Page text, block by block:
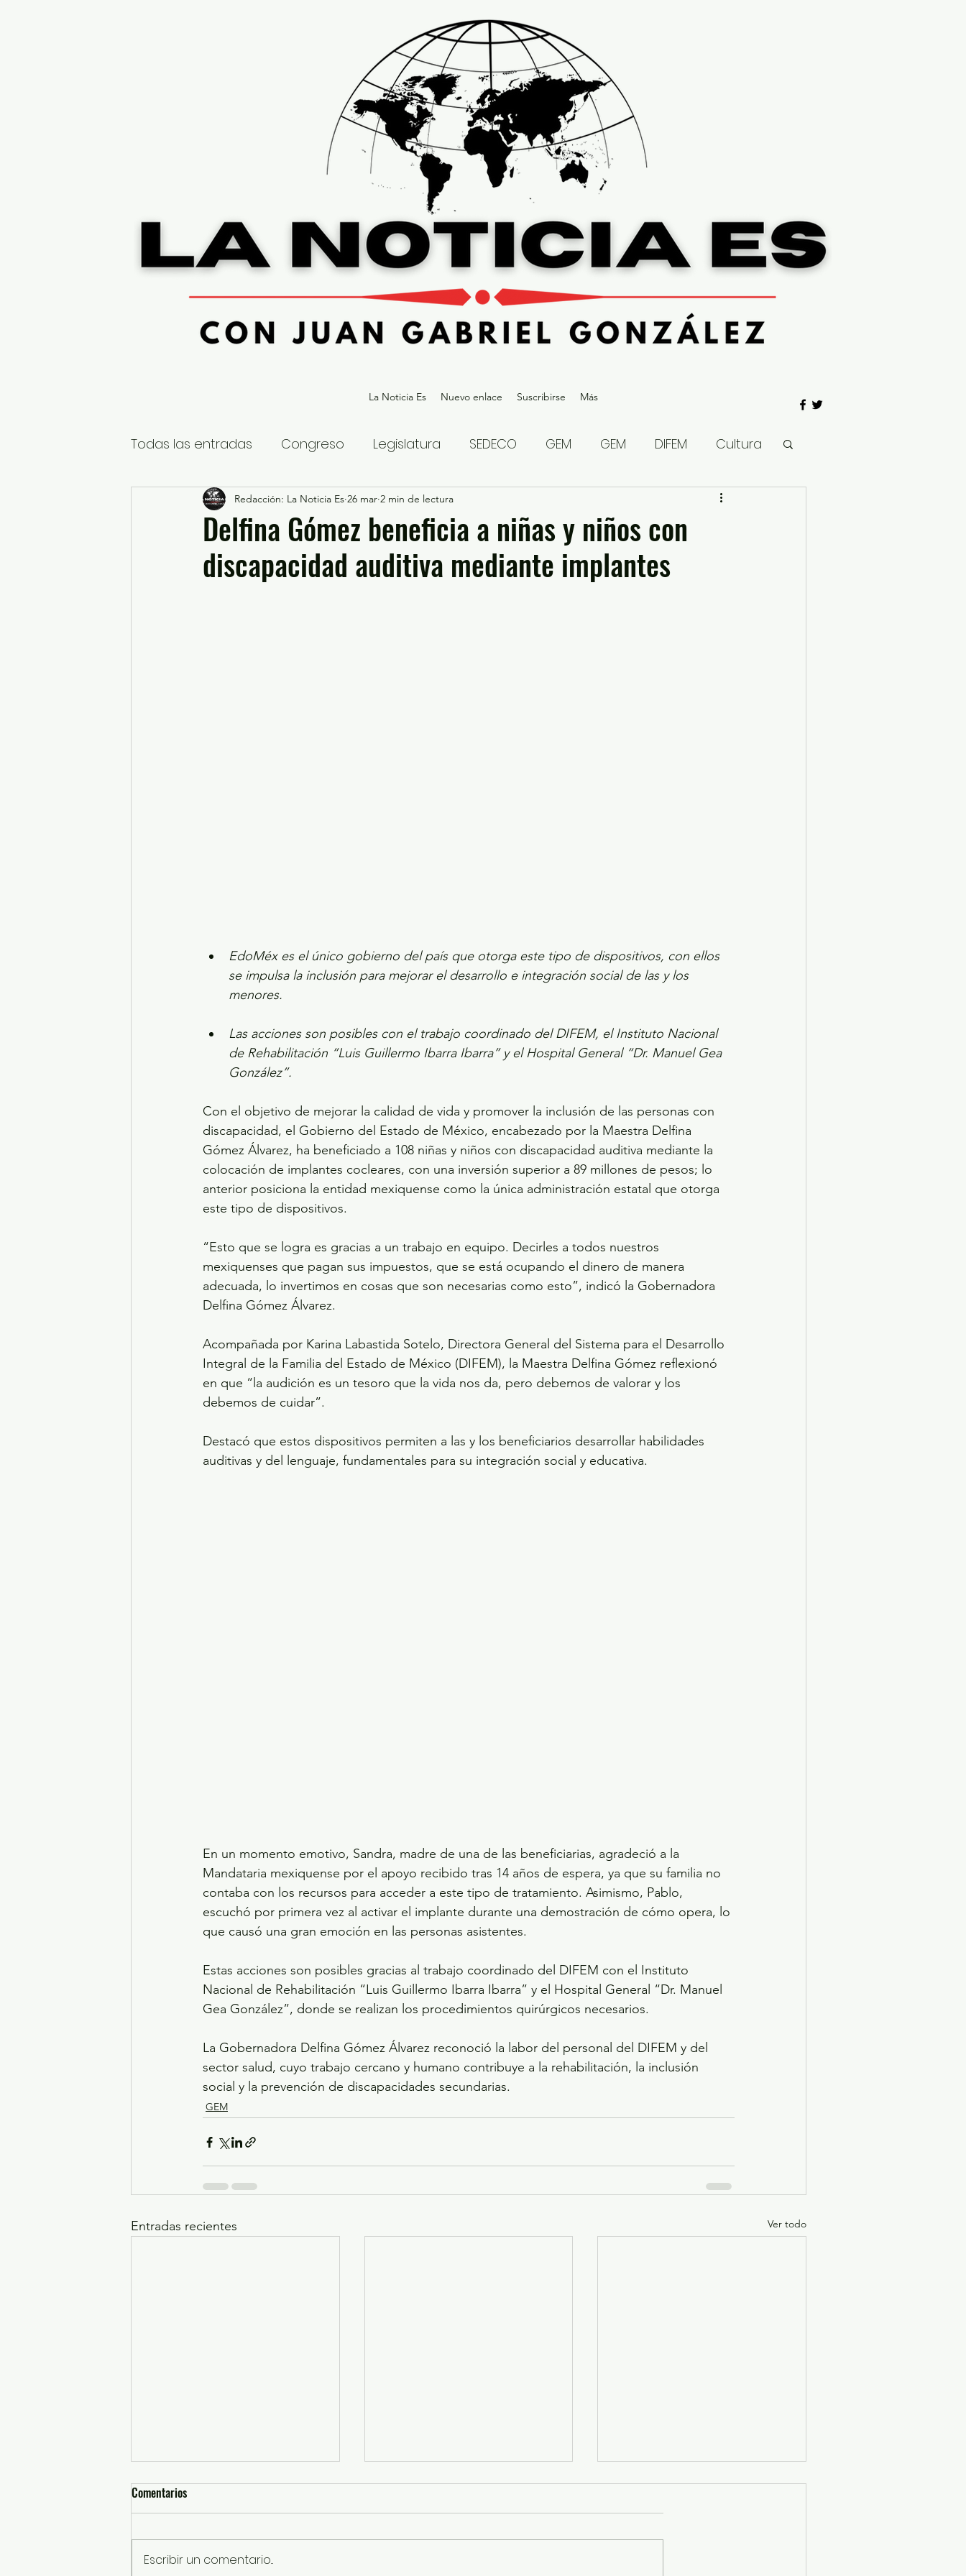
La Noticia Es Nuevo enlace Suscribirse Más
Todas las entradas Congreso Legislatura SEDECO GEM GEM DIFEM Cultura
Nacional Estatal Gubernatura Edoméx 2023
Educación y Cultura Seguridad y Justicia Denuncia Ciudadana
Delfina Gómez beneficia a niñas y niños con
discapacidad auditiva mediante implantes
Redacción: La Noticia Es 26 mar 2 min de lectura
EdoMéx es el único gobierno del país que otorga este tipo de dispositivos, con ellos
se impulsa la inclusión para mejorar el desarrollo e integración social de las y los
menores.
Las acciones son posibles con el trabajo coordinado del DIFEM, el Instituto Nacional
de Rehabilitación “Luis Guillermo Ibarra Ibarra” y el Hospital General “Dr. Manuel Gea
González”.
Con el objetivo de mejorar la calidad de vida y promover la inclusión de las personas con
discapacidad, el Gobierno del Estado de México, encabezado por la Maestra Delfina
Gómez Álvarez, ha beneficiado a 108 niñas y niños con discapacidad auditiva mediante la
colocación de implantes cocleares, con una inversión superior a 89 millones de pesos; lo
anterior posiciona la entidad mexiquense como la única administración estatal que otorga
este tipo de dispositivos.
“Esto que se logra es gracias a un trabajo en equipo. Decirles a todos nuestros
mexiquenses que pagan sus impuestos, que se está ocupando el dinero de manera
adecuada, lo invertimos en cosas que son necesarias como esto”, indicó la Gobernadora
Delfina Gómez Álvarez.
Acompañada por Karina Labastida Sotelo, Directora General del Sistema para el Desarrollo
Integral de la Familia del Estado de México (DIFEM), la Maestra Delfina Gómez reflexionó
en que “la audición es un tesoro que la vida nos da, pero debemos de valorar y los
debemos de cuidar”.
Destacó que estos dispositivos permiten a las y los beneficiarios desarrollar habilidades
auditivas y del lenguaje, fundamentales para su integración social y educativa.
En un momento emotivo, Sandra, madre de una de las beneficiarias, agradeció a la
Mandataria mexiquense por el apoyo recibido tras 14 años de espera, ya que su familia no
contaba con los recursos para acceder a este tipo de tratamiento. Asimismo, Pablo,
escuchó por primera vez al activar el implante durante una demostración de cómo opera, lo
que causó una gran emoción en las personas asistentes.
Estas acciones son posibles gracias al trabajo coordinado del DIFEM con el Instituto
Nacional de Rehabilitación “Luis Guillermo Ibarra Ibarra” y el Hospital General “Dr. Manuel
Gea González”, donde se realizan los procedimientos quirúrgicos necesarios.
La Gobernadora Delfina Gómez Álvarez reconoció la labor del personal del DIFEM y del
sector salud, cuyo trabajo cercano y humano contribuye a la rehabilitación, la inclusión
social y la prevención de discapacidades secundarias.
GEM
Entradas recientes Ver todo
Comentarios
Escribir un comentario...